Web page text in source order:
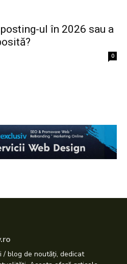
ul în 2026 sau a
0
/ blog de noutăți, dedicat